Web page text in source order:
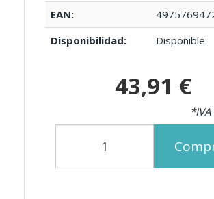
EAN:
Disponibilidad:
Disponible
43,91 €